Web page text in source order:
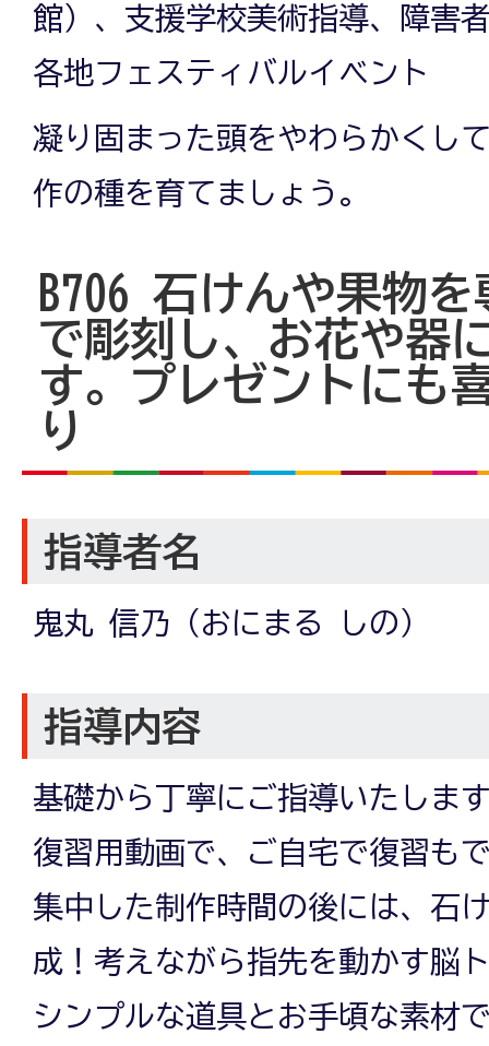
館）、支援学校美術指導、障害
各地フェスティバルイベント
凝り固まった頭をやわらかくし
作の種を育てましょう。
B706 石けんや果物を
で彫刻し、お花や器
す。プレゼントにも
り
指導者名
鬼丸 信乃（おにまる しの）
指導内容
基礎から丁寧にご指導いたしま
復習用動画で、ご自宅で復習も
集中した制作時間の後には、石
成！考えながら指先を動かす脳
シンプルな道具とお手頃な素材